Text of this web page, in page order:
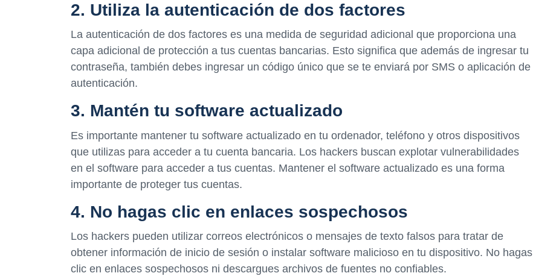
2. Utiliza la autenticación de dos factores
La autenticación de dos factores es una medida de seguridad adicional que proporciona una
capa adicional de protección a tus cuentas bancarias. Esto significa que además de ingresar tu
contraseña, también debes ingresar un código único que se te enviará por SMS o aplicación de
autenticación.
3. Mantén tu software actualizado
Es importante mantener tu software actualizado en tu ordenador, teléfono y otros dispositivos
que utilizas para acceder a tu cuenta bancaria. Los hackers buscan explotar vulnerabilidades
en el software para acceder a tus cuentas. Mantener el software actualizado es una forma
importante de proteger tus cuentas.
4. No hagas clic en enlaces sospechosos
Los hackers pueden utilizar correos electrónicos o mensajes de texto falsos para tratar de
obtener información de inicio de sesión o instalar software malicioso en tu dispositivo. No hagas
clic en enlaces sospechosos ni descargues archivos de fuentes no confiables.